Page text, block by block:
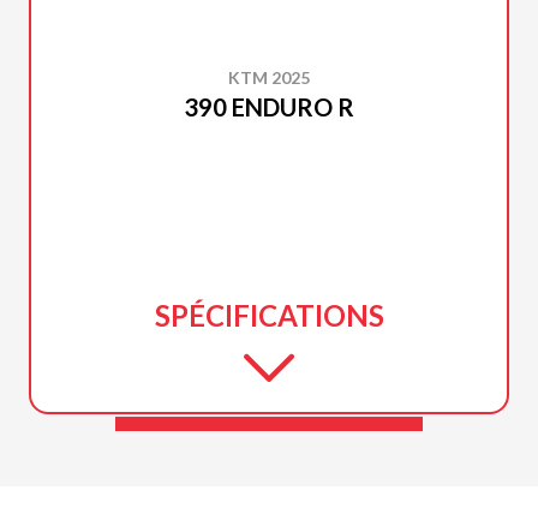
KTM 2025
390 ENDURO R
SPÉCIFICATIONS